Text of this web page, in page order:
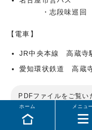
・志段味巡回
【電車】
JR中央本線 高蔵寺
愛知環状鉄道 高蔵
PDFファイルをご覧い
Reader（R）」が必要
テムズ社のサイト（新
メニュー
ホーム